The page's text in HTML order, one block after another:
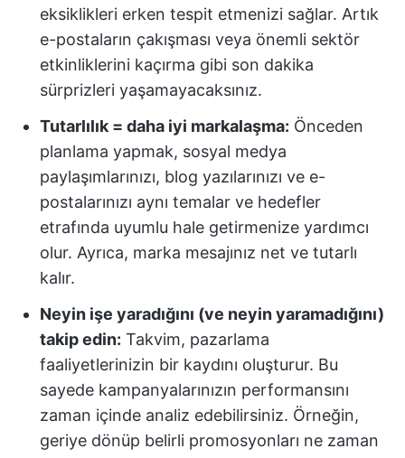
eksiklikleri erken tespit etmenizi sağlar. Artık
e-postaların çakışması veya önemli sektör
etkinliklerini kaçırma gibi son dakika
sürprizleri yaşamayacaksınız.
Tutarlılık = daha iyi markalaşma: Önceden
planlama yapmak, sosyal medya
paylaşımlarınızı, blog yazılarınızı ve e-
postalarınızı aynı temalar ve hedefler
etrafında uyumlu hale getirmenize yardımcı
olur. Ayrıca, marka mesajınız net ve tutarlı
kalır.
Neyin işe yaradığını (ve neyin yaramadığını)
takip edin: Takvim, pazarlama
faaliyetlerinizin bir kaydını oluşturur. Bu
sayede kampanyalarınızın performansını
zaman içinde analiz edebilirsiniz. Örneğin,
geriye dönüp belirli promosyonları ne zaman